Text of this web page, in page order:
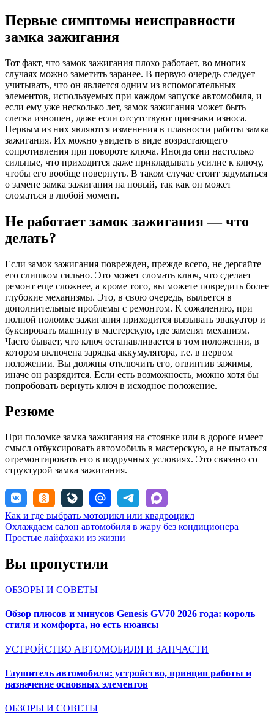
Первые симптомы неисправности
замка зажигания
Тот факт, что замок зажигания плохо работает, во многих
случаях можно заметить заранее. В первую очередь следует
учитывать, что он является одним из вспомогательных
элементов, используемых при каждом запуске автомобиля, и
если ему уже несколько лет, замок зажигания может быть
слегка изношен, даже если отсутствуют признаки износа.
Первым из них являются изменения в плавности работы замка
зажигания. Их можно увидеть в виде возрастающего
сопротивления при повороте ключа. Иногда они настолько
сильные, что приходится даже прикладывать усилие к ключу,
чтобы его вообще повернуть. В таком случае стоит задуматься
о замене замка зажигания на новый, так как он может
сломаться в любой момент.
Не работает замок зажигания — что
делать?
Если замок зажигания поврежден, прежде всего, не дергайте
его слишком сильно. Это может сломать ключ, что сделает
ремонт еще сложнее, а кроме того, вы можете повредить более
глубокие механизмы. Это, в свою очередь, выльется в
дополнительные проблемы с ремонтом. К сожалению, при
полной поломке зажигания приходится вызывать эвакуатор и
буксировать машину в мастерскую, где заменят механизм.
Часто бывает, что ключ останавливается в том положении, в
котором включена зарядка аккумулятора, т.е. в первом
положении. Вы должны отключить его, отвинтив зажимы,
иначе он разрядится. Если есть возможность, можно хотя бы
попробовать вернуть ключ в исходное положение.
Резюме
При поломке замка зажигания на стоянке или в дороге имеет
смысл отбуксировать автомобиль в мастерскую, а не пытаться
отремонтировать его в подручных условиях. Это связано со
структурой замка зажигания.
Навигация
по
Как и где выбрать мотоцикл или квадроцикл
Охлаждаем салон автомобиля в жару без кондиционера |
Простые лайфхаки из жизни
Вы пропустили
ОБЗОРЫ И СОВЕТЫ
Обзор плюсов и минусов Genesis GV70 2026 года: король
стиля и комфорта, но есть нюансы
УСТРОЙСТВО АВТОМОБИЛЯ И ЗАПЧАСТИ
Глушитель автомобиля: устройство, принцип работы и
назначение основных элементов
ОБЗОРЫ И СОВЕТЫ